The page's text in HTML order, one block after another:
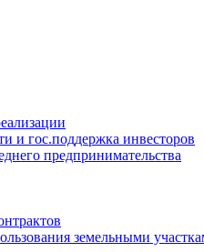
и гос.поддержка инвесторов
предпринимательства
земельными